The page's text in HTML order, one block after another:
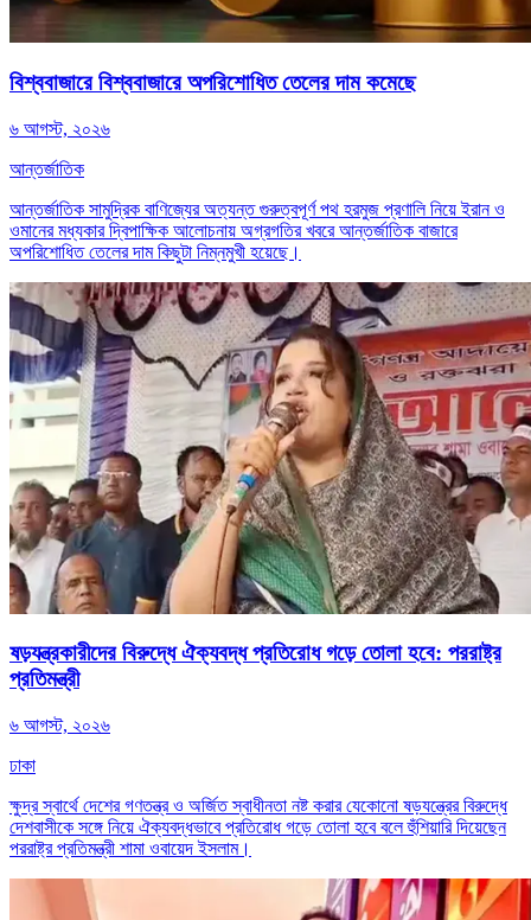
বিশ্ববাজারে বিশ্ববাজারে অপরিশোধিত তেলের দাম কমেছে
৬ আগস্ট, ২০২৬
আন্তর্জাতিক
আন্তর্জাতিক সামুদ্রিক বাণিজ্যের অত্যন্ত গুরুত্বপূর্ণ পথ হরমুজ প্রণালি নিয়ে ইরান ও
ওমানের মধ্যকার দ্বিপাক্ষিক আলোচনায় অগ্রগতির খবরে আন্তর্জাতিক বাজারে
অপরিশোধিত তেলের দাম কিছুটা নিম্নমুখী হয়েছে।
ষড়যন্ত্রকারীদের বিরুদ্ধে ঐক্যবদ্ধ প্রতিরোধ গড়ে তোলা হবে: পররাষ্ট্র
প্রতিমন্ত্রী
৬ আগস্ট, ২০২৬
ঢাকা
ক্ষুদ্র স্বার্থে দেশের গণতন্ত্র ও অর্জিত স্বাধীনতা নষ্ট করার যেকোনো ষড়যন্ত্রের বিরুদ্ধে
দেশবাসীকে সঙ্গে নিয়ে ঐক্যবদ্ধভাবে প্রতিরোধ গড়ে তোলা হবে বলে হুঁশিয়ারি দিয়েছেন
পররাষ্ট্র প্রতিমন্ত্রী শামা ওবায়েদ ইসলাম।